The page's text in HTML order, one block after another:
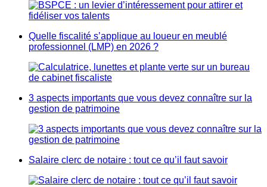
Quelle fiscalité s’applique au loueur en meublé
professionnel (LMP) en 2026 ?
3 aspects importants que vous devez connaître sur la
gestion de patrimoine
Salaire clerc de notaire : tout ce qu’il faut savoir